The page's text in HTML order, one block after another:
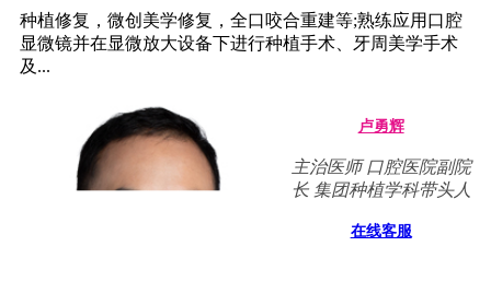
种植修复，微创美学修复，全口咬合重建等;熟练应用口腔
显微镜并在显微放大设备下进行种植手术、牙周美学手术
及...
卢勇辉
主治医师 口腔医院副院
长 集团种植学科带头人
在线客服